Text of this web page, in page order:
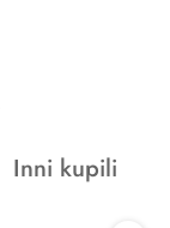
Produkty
Inni kupili